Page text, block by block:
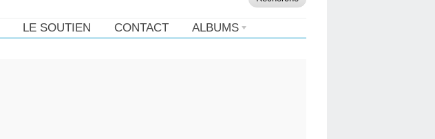
LE SOUTIEN CONTACT ALBUMS